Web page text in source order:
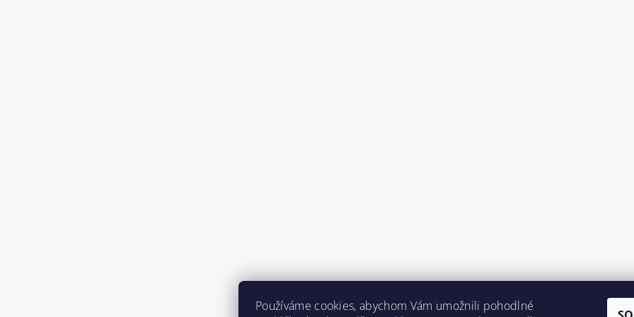
Používáme cookies, abychom Vám umožnili pohodlné